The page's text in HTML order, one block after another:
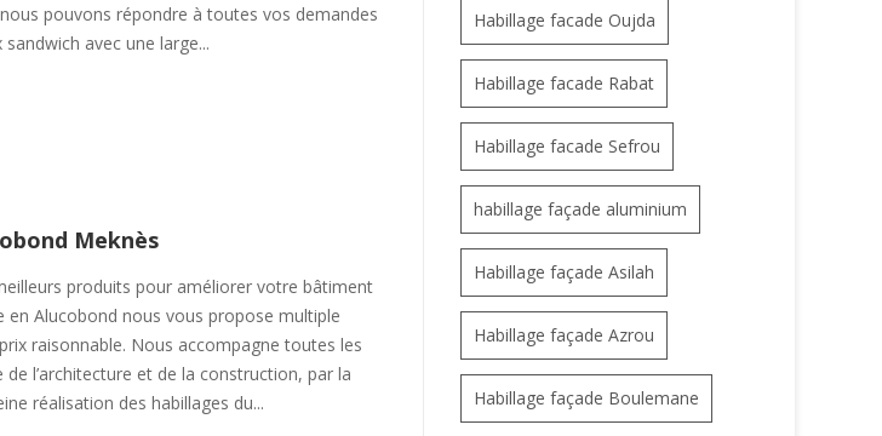
pouvons répondre à toutes vos demandes
avec une large...
Meknès
produits pour améliorer votre bâtiment
en Alucobond nous vous propose multiple
raisonnable. Nous accompagne toutes les
l’architecture et de la construction, par la
réalisation des habillages du...
Habillage facade Oujda
Habillage facade Rabat
Habillage facade Sefrou
habillage façade aluminium
Habillage façade Asilah
Habillage façade Azrou
Habillage façade Boulemane